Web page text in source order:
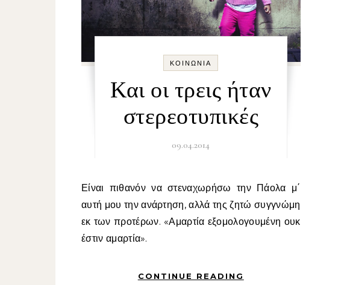
ΚΟΙΝΩΝΊΑ
Και οι τρεις ήταν
στερεοτυπικές
09.04.2014
Είναι πιθανόν να στεναχωρήσω την Πάολα μ΄
αυτή μου την ανάρτηση, αλλά της ζητώ συγγνώμη
εκ των προτέρων. «Αμαρτία εξομολογουμένη ουκ
έστιν αμαρτία».
CONTINUE READING